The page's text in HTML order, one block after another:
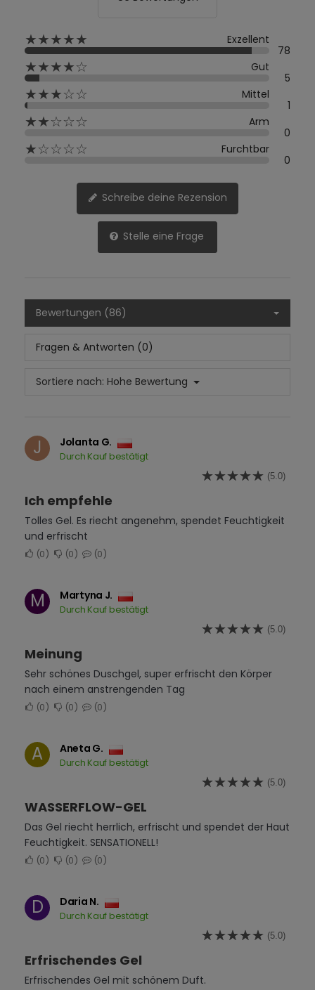
★★★★★
Exzellent
78
★★★★☆
Gut
5
★★★☆☆
Mittel
1
★★☆☆☆
Arm
0
★☆☆☆☆
Furchtbar
0
Schreibe deine Rezension
Stelle eine Frage
Bewertungen (86)
Fragen & Antworten (0)
Sortiere nach: Hohe Bewertung
J Jolanta G.
Durch Kauf bestätigt
(5.0)
Ich empfehle
Tolles Gel. Es riecht angenehm, spendet Feuchtigkeit
und erfrischt
0 0 0
M Martyna J.
Durch Kauf bestätigt
(5.0)
Meinung
Sehr schönes Duschgel, super erfrischt den Körper
nach einem anstrengenden Tag
0 0 0
A Aneta G.
Durch Kauf bestätigt
(5.0)
WASSERFLOW-GEL
Das Gel riecht herrlich, erfrischt und spendet der Haut
Feuchtigkeit. SENSATIONELL!
0 0 0
D Daria N.
Durch Kauf bestätigt
(5.0)
Erfrischendes Gel
Erfrischendes Gel mit schönem Duft.